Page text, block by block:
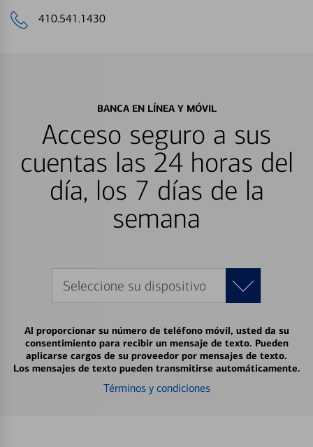
410.541.1430
BANCA EN LÍNEA Y MÓVIL
Acceso seguro a sus
cuentas las 24 horas del
día, los 7 días de la
semana
Seleccione su dispositivo
Al proporcionar su número de teléfono móvil, usted da su
consentimiento para recibir un mensaje de texto. Pueden
aplicarse cargos de su proveedor por mensajes de texto.
Los mensajes de texto pueden transmitirse automáticamente.
Términos y condiciones